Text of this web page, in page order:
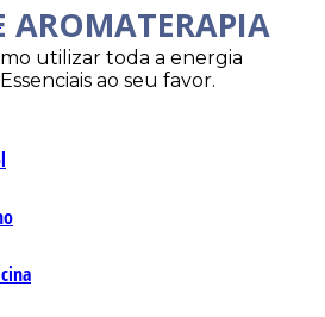
AROMATERAPIA
utilizar toda a energia
ao seu favor.